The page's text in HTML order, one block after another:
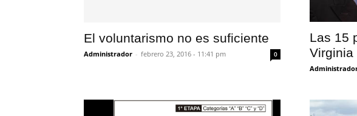
El voluntarismo no es suficiente
Administrador - febrero 23, 2016 - 11:41 pm 0
Las 15
Virginia